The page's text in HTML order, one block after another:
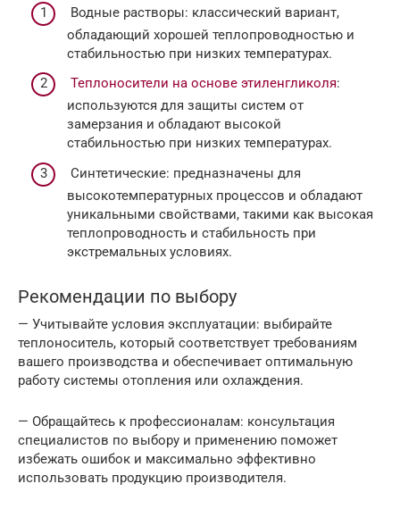
Водные растворы: классический вариант,
обладающий хорошей теплопроводностью и
стабильностью при низких температурах.
Теплоносители на основе этиленгликоля:
используются для защиты систем от
замерзания и обладают высокой
стабильностью при низких температурах.
Синтетические: предназначены для
высокотемпературных процессов и обладают
уникальными свойствами, такими как высокая
теплопроводность и стабильность при
экстремальных условиях.
Рекомендации по выбору
— Учитывайте условия эксплуатации: выбирайте
теплоноситель, который соответствует требованиям
вашего производства и обеспечивает оптимальную
работу системы отопления или охлаждения.
— Обращайтесь к профессионалам: консультация
специалистов по выбору и применению поможет
избежать ошибок и максимально эффективно
использовать продукцию производителя.